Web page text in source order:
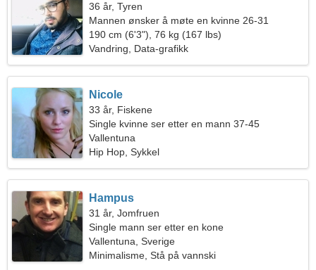
36 år, Tyren
Mannen ønsker å møte en kvinne 26-31
190 cm (6'3"), 76 kg (167 lbs)
Vandring, Data-grafikk
Nicole
33 år, Fiskene
Single kvinne ser etter en mann 37-45
Vallentuna
Hip Hop, Sykkel
Hampus
31 år, Jomfruen
Single mann ser etter en kone
Vallentuna, Sverige
Minimalisme, Stå på vannski